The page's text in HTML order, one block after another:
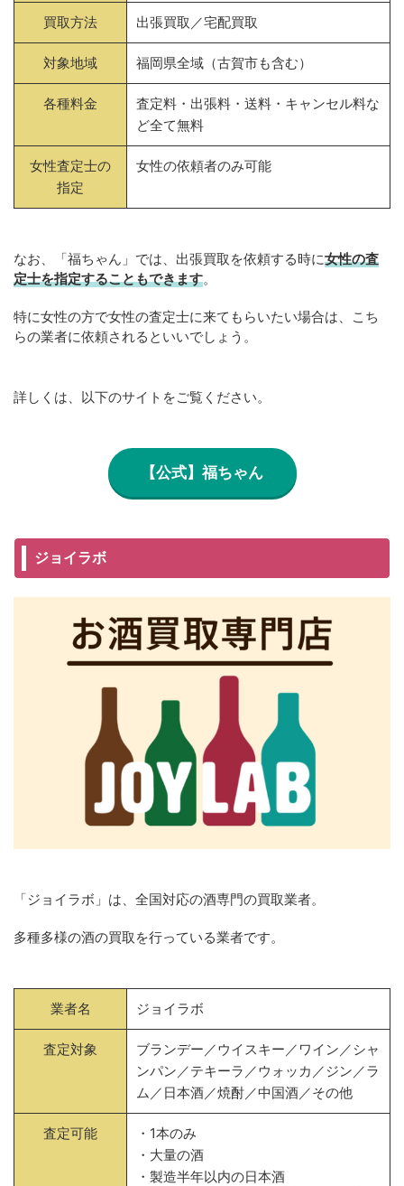
買取方法 出張買取／宅配買取
対象地域 福岡県全域（古賀市も含む）
各種料金
査定料・出張料・送料・キャンセル料な
ど全て無料
女性査定士の
指定
女性の依頼者のみ可能
なお、「福ちゃん」では、出張買取を依頼する時に女性の査
定士を指定することもできます。
特に女性の方で女性の査定士に来てもらいたい場合は、こち
らの業者に依頼されるといいでしょう。
詳しくは、以下のサイトをご覧ください。
【公式】福ちゃん
ジョイラボ
「ジョイラボ」は、全国対応の酒専門の買取業者。
多種多様の酒の買取を行っている業者です。
業者名 ジョイラボ
査定対象
ブランデー／ウイスキー／ワイン／シャ
ンパン／テキーラ／ウォッカ／ジン／ラ
ム／日本酒／焼酎／中国酒／その他
査定可能
・1本のみ
・大量の酒
・製造半年以内の日本酒